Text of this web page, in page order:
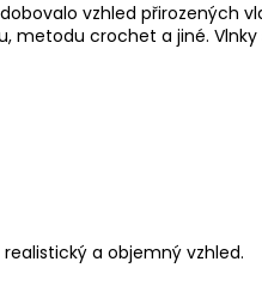
vzhled přirozených
metodu crochet a jiné.
a objemný vzhled.